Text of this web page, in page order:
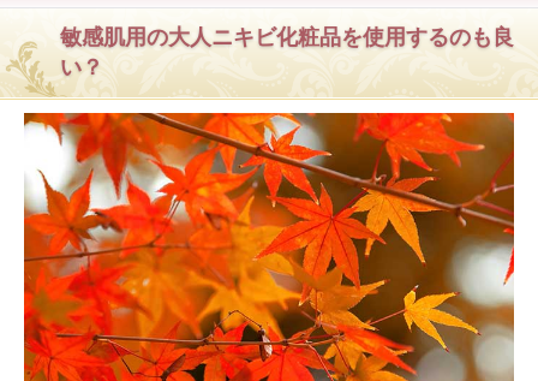
敏感肌用の大人ニキビ化粧品を使用するのも良
い？